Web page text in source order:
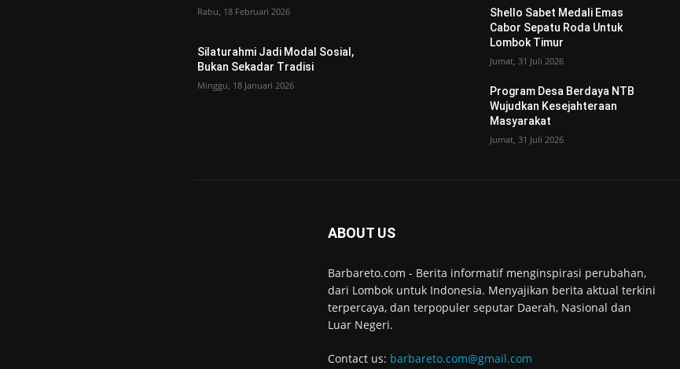
Rabu, 18 Februari 2026
Silaturahmi Jadi Modal Sosial,
Bukan Sekadar Tradisi
Minggu, 18 Januari 2026
Shello Sabet Medali Emas
Cabor Sepatu Roda Untuk
Lombok Timur
Jumat, 31 Juli 2026
Program Desa Berdaya NTB
Wujudkan Kesejahteraan
Masyarakat
Jumat, 31 Juli 2026
ABOUT US
Barbareto.com - Berita informatif menginspirasi perubahan,
dari Lombok untuk Indonesia. Menyajikan berita aktual terkini
terpercaya, dan terpopuler seputar Daerah, Nasional dan
Luar Negeri.
Contact us: barbareto.com@gmail.com